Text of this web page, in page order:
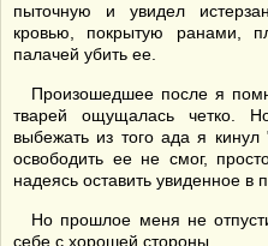
пыточную и увидел
кровью, покрытую ранами,
палачей убить ее.
Произошедшее после я
тварей ощущалась четко.
выбежать из того ада я
освободить ее не смог,
надеясь оставить увиденное в
Но прошлое меня не
себе с хорошей стороны.